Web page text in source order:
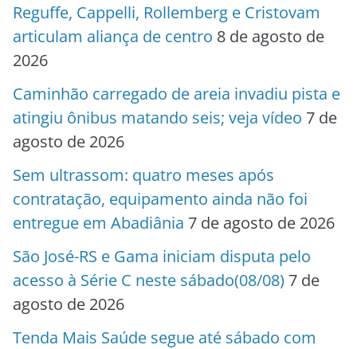
Reguffe, Cappelli, Rollemberg e Cristovam
articulam aliança de centro 8 de agosto de
2026
Caminhão carregado de areia invadiu pista e
atingiu ônibus matando seis; veja vídeo 7 de
agosto de 2026
Sem ultrassom: quatro meses após
contratação, equipamento ainda não foi
entregue em Abadiânia 7 de agosto de 2026
São José-RS e Gama iniciam disputa pelo
acesso à Série C neste sábado(08/08) 7 de
agosto de 2026
Tenda Mais Saúde segue até sábado com